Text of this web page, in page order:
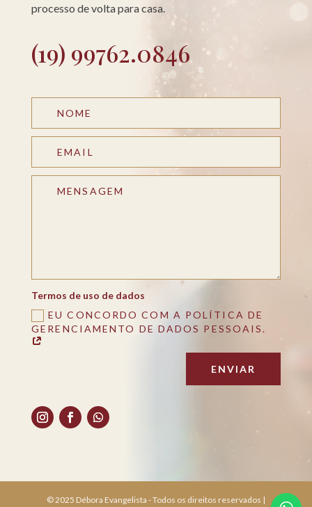
processo de volta para casa.
(19) 99762.0846
Termos de uso de dados
EU CONCORDO COM A POLÍTICA DE
GERENCIAMENTO DE DADOS PESSOAIS.
ENVIAR
© 2025 Débora Evangelista - Todos os direitos reservados |